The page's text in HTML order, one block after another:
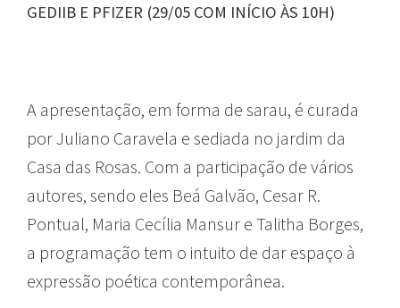
GEDIIB E PFIZER (29/05 COM INÍCIO ÀS 10H)
A apresentação, em forma de sarau, é curada
por Juliano Caravela e sediada no jardim da
Casa das Rosas. Com a participação de vários
autores, sendo eles Beá Galvão, Cesar R.
Pontual, Maria Cecília Mansur e Talitha Borges,
a programação tem o intuito de dar espaço à
expressão poética contemporânea.